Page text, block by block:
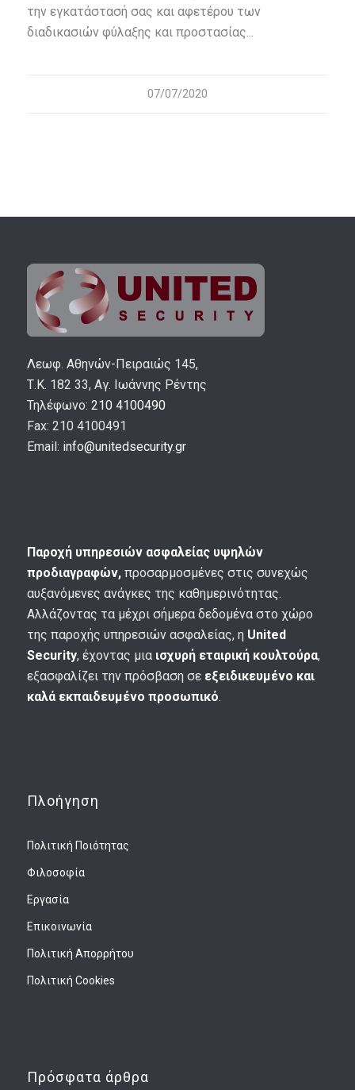
την εγκατάστασή σας και αφετέρου των
διαδικασιών φύλαξης και προστασίας...
07/07/2020
Λεωφ. Αθηνών-Πειραιώς 145,
Τ.Κ. 182 33, Αγ. Ιωάννης Ρέντης
Τηλέφωνο: 210 4100490
Fax: 210 4100491
Email: info@unitedsecurity.gr
Παροχή υπηρεσιών ασφαλείας υψηλών
προδιαγραφών,προσαρμοσμένες στις συνεχώς
αυξανόμενες ανάγκες της καθημερινότητας.
Αλλάζοντας τα μέχρι σήμερα δεδομένα στο χώρο
της παροχής υπηρεσιών ασφαλείας, η United
Security, έχοντας μια ισχυρή εταιρική κουλτούρα,
εξασφαλίζει την πρόσβαση σε εξειδικευμένο και
καλά εκπαιδευμένο προσωπικό.
Πλοήγηση
Πολιτική Ποιότητας
Φιλοσοφία
Εργασία
Επικοινωνία
Πολιτική Απορρήτου
Πολιτική Cookies
Πρόσφατα άρθρα